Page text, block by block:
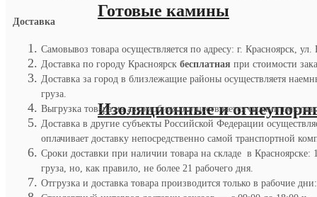
Готовые камины
Изоляционные и
Доставка
Самовывоз товара осуществляется по адресу: г. Красноярск,
Доставка по городу Красноярск бесплатная при стоимости
Доставка за город в близлежащие районы осуществляетя
груза.
Выгрузка товара из автомобиля осуществляется силами
Доставка в другие субъекты Российской Федерации
оплачивает доставку непосредственно самой транспортной
Сроки доставки при наличии товара на складе в
груза, но, как правило, не более 21 рабочего дня.
Отгрузка и доставка товара производится только в рабочие